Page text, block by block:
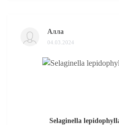
Алла
04.03.2024
Selaginella